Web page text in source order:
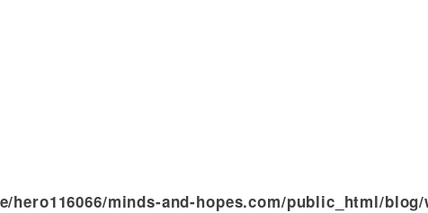
hero116066/minds-and-hopes.com/public_html/